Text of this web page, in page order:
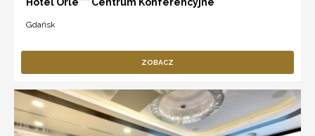
Gdańsk
ZOBACZ